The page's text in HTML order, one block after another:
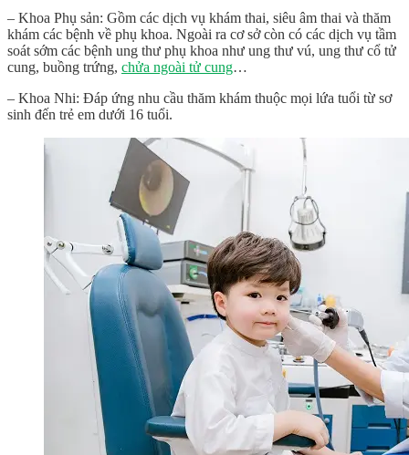
– Khoa Phụ sản: Gồm các dịch vụ khám thai, siêu âm thai và thăm
khám các bệnh về phụ khoa. Ngoài ra cơ sở còn có các dịch vụ tầm
soát sớm các bệnh ung thư phụ khoa như ung thư vú, ung thư cổ tử
cung, buồng trứng, chửa ngoài tử cung…
– Khoa Nhi: Đáp ứng nhu cầu thăm khám thuộc mọi lứa tuổi từ sơ
sinh đến trẻ em dưới 16 tuổi.